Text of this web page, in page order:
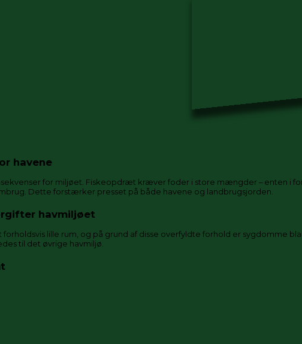
havene
for miljøet. Fiskeopdræt kræver foder i store mængder – enten i
Dette forstærker presset på både havene og landbrugsjorden.
havmiljøet
lille rum, og på grund af disse overfyldte forhold er sygdomme
til det øvrige havmiljø.